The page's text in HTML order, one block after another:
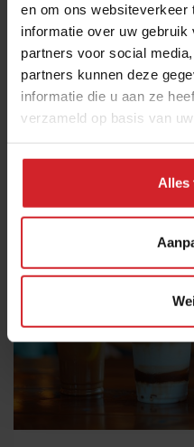
en om ons websiteverkeer
informatie over uw
partners voor social
partners kunnen deze
informatie die u aan ze
verzameld op basis van
Alles
Deze succesvolle
1.000 hotelkamers in
Een exclusief interview met
Hotel Capital Partners